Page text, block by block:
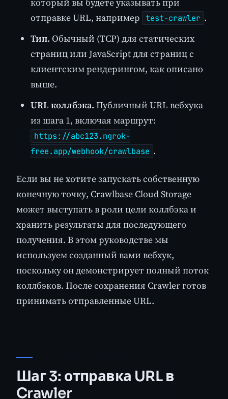
отправке URL, например test-crawler .
Тип. Обычный (TCP) для статических
страниц или JavaScript для страниц с
клиентским рендерингом, как описано
выше.
URL коллбэка. Публичный URL вебхука
из шага 1, включая маршрут:
https://abc123.ngrok-
free.app/webhook/crawlbase .
Если вы не хотите запускать собственную
конечную точку, Crawlbase Cloud Storage
может выступать в роли цели коллбэка и
хранить результаты для последующего
получения. В этом руководстве мы
используем созданный вами вебхук,
поскольку он демонстрирует полный поток
коллбэков. После сохранения Crawler готов
принимать отправленные URL.
Шаг 3: отправка URL в
Crawler